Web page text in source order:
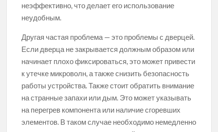
неэффективно, что делает его использование
неудобным.
Другая частая проблема — это проблемы с дверцей.
Если дверца не закрывается должным образом или
начинает плохо фиксироваться, это может привести
к утечке микроволн, а также снизить безопасность
работы устройства. Также стоит обратить внимание
на странные запахи или дым. Это может указывать
на перегрев компонента или наличие сгоревших
элементов. В таком случае необходимо немедленно